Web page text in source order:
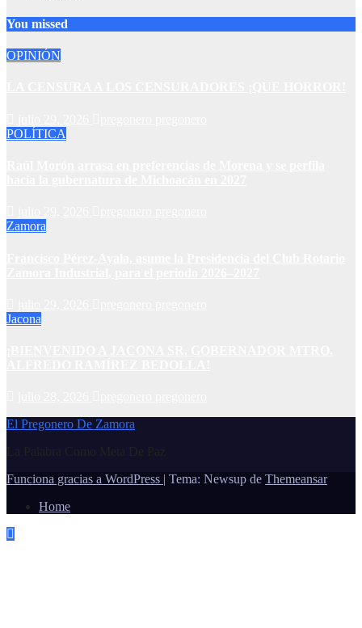
You missed
OPINIÓN
POLÍTICA
Zamora
Jacona
El Pregonero De Zamora
Funciona gracias a WordPress | Tema: Newsup de Themeansar
Home